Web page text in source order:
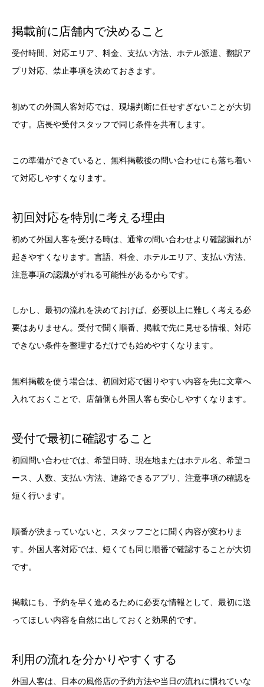
掲載前に店舗内で決めること
受付時間、対応エリア、料金、支払い方法、ホテル派遣、翻訳ア
プリ対応、禁止事項を決めておきます。
初めての外国人客対応では、現場判断に任せすぎないことが大切
です。店長や受付スタッフで同じ条件を共有します。
この準備ができていると、無料掲載後の問い合わせにも落ち着い
て対応しやすくなります。
初回対応を特別に考える理由
初めて外国人客を受ける時は、通常の問い合わせより確認漏れが
起きやすくなります。言語、料金、ホテルエリア、支払い方法、
注意事項の認識がずれる可能性があるからです。
しかし、最初の流れを決めておけば、必要以上に難しく考える必
要はありません。受付で聞く順番、掲載で先に見せる情報、対応
できない条件を整理するだけでも始めやすくなります。
無料掲載を使う場合は、初回対応で困りやすい内容を先に文章へ
入れておくことで、店舗側も外国人客も安心しやすくなります。
受付で最初に確認すること
初回問い合わせでは、希望日時、現在地またはホテル名、希望コ
ース、人数、支払い方法、連絡できるアプリ、注意事項の確認を
短く行います。
順番が決まっていないと、スタッフごとに聞く内容が変わりま
す。外国人客対応では、短くても同じ順番で確認することが大切
です。
掲載にも、予約を早く進めるために必要な情報として、最初に送
ってほしい内容を自然に出しておくと効果的です。
利用の流れを分かりやすくする
外国人客は、日本の風俗店の予約方法や当日の流れに慣れていな